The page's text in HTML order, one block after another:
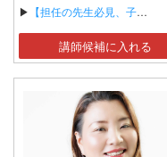
▶ 【担任の先生必見、子どもの主体性を伸ばす学級経営術】
講師候補に入れる